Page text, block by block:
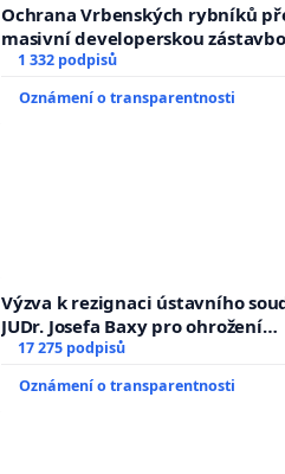
Ochrana Vrbenských rybníků
masivní developerskou
1 332 podpisů
Oznámení o transparentnosti
Výzva k rezignaci ústavního
JUDr. Josefa Baxy pro ohrožení
důvěry ve spravedlivý proces
17 275 podpisů
Oznámení o transparentnosti